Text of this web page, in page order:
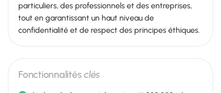
particuliers, des professionnels et des entreprises,
tout en garantissant un haut niveau de
confidentialité et de respect des principes éthiques.
Fonctionnalitésclés